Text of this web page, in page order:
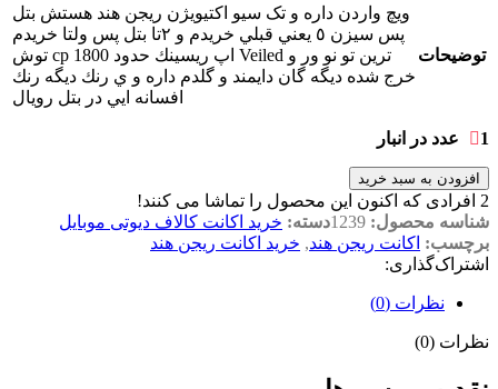
توضیحات
ویچ واردن داره و تک سیو اکتیویژن ریجن هند هستش بتل
پس سيزن ٥ يعني قبلي خريدم و ٢تا بتل پس ولتا خريدم
ترين تو نو ور و Veiled اپ ريسينك حدود 1800 cp توش
خرج شده ديگه گان دايمند و گلدم داره و ي رنك ديگه رنك
افسانه ايي در بتل رويال
1 عدد در انبار
افزودن به سبد خرید
2 افرادی که اکنون این محصول را تماشا می کنند!
شناسه محصول: 1239دسته: خرید اکانت کالاف دیوتی موبایل
برچسب: اکانت ریجن هند, خرید اکانت ریجن هند
اشتراک‌گذاری:
نظرات (0)
نظرات (0)